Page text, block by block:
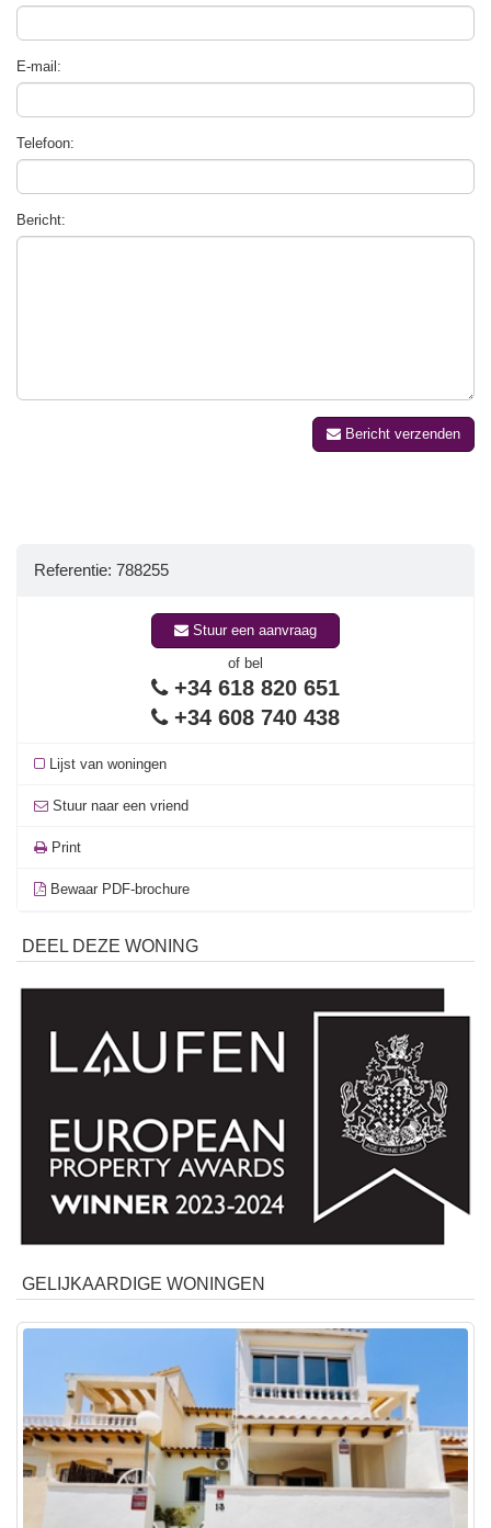
E-mail:
Telefoon:
Bericht:
Bericht verzenden
Referentie: 788255
Stuur een aanvraag
of bel
+34 618 820 651
+34 608 740 438
Lijst van woningen
Stuur naar een vriend
Print
Bewaar PDF-brochure
DEEL DEZE WONING
GELIJKAARDIGE WONINGEN